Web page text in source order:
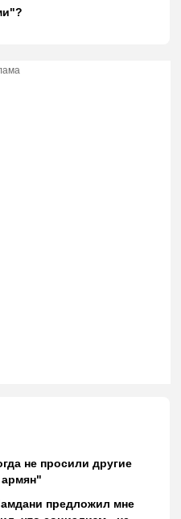
не просили другие
армян"
предложил мне